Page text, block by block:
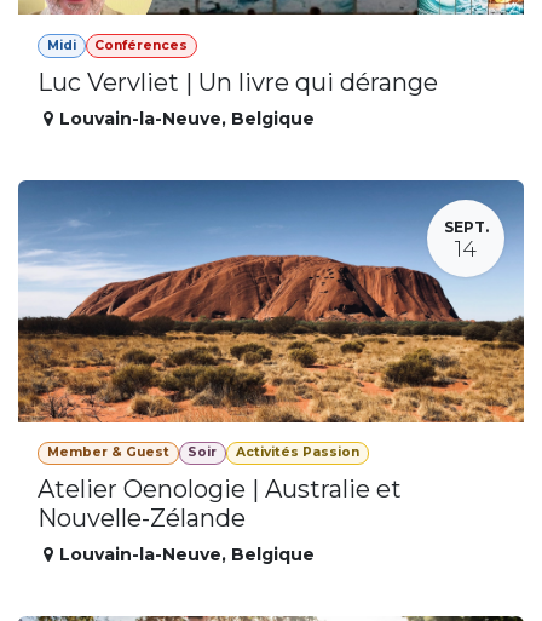
Midi Conférences
Luc Vervliet | Un livre qui dérange
Louvain-la-Neuve, Belgique
SEPT.
14
Member & Guest Soir Activités Passion
Atelier Oenologie | Australie et
Nouvelle-Zélande
Louvain-la-Neuve, Belgique